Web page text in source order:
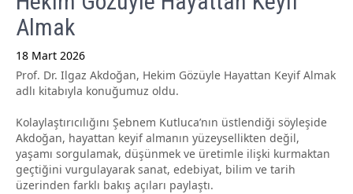
Almak
18 Mart 2026
Prof. Dr. Ilgaz Akdoğan, Hekim Gözüyle Hayattan Keyif Almak
adlı kitabıyla konuğumuz oldu.
Kolaylaştırıcılığını Şebnem Kutluca’nın üstlendiği söyleşide
Akdoğan, hayattan keyif almanın yüzeysellikten değil,
yaşamı sorgulamak, düşünmek ve üretimle ilişki kurmaktan
geçtiğini vurgulayarak sanat, edebiyat, bilim ve tarih
üzerinden farklı bakış açıları paylaştı.
Post